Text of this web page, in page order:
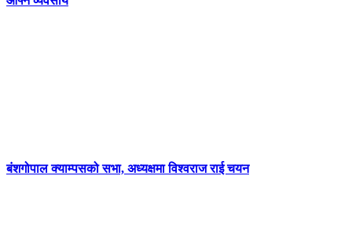
बंशगोपाल क्याम्पसको सभा, अध्यक्षमा विश्वराज राई चयन